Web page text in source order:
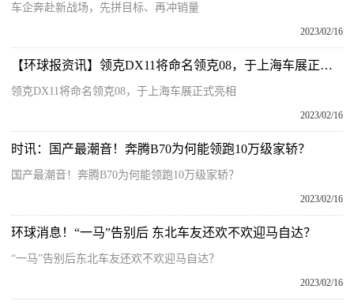
车企奔赴新战场，先拼目标、再冲销量
2023/02/16
【环球报资讯】领克DX11将命名领克08，于上海车展正式亮相
领克DX11将命名领克08，于上海车展正式亮相
2023/02/16
时讯：国产最潮音！奔腾B70为何能领跑10万级家轿？
国产最潮音！奔腾B70为何能领跑10万级家轿？
2023/02/16
环球消息！“一马”告别后 东北车友还欢不欢迎马自达？
“一马”告别后东北车友还欢不欢迎马自达？
2023/02/16